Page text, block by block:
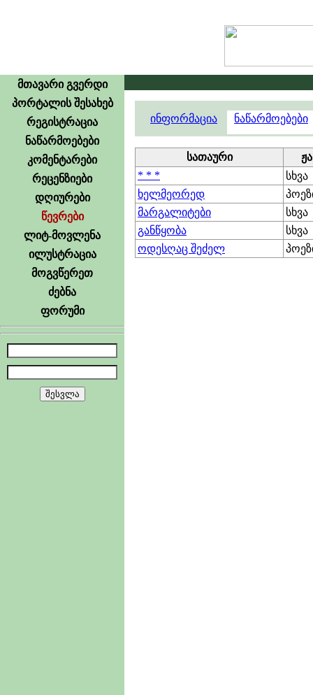
მთავარი გვერდი
პორტალის შესახებ
რეგისტრაცია
ნაწარმოებები
კომენტარები
რეცენზიები
დღიურები
წევრები
ლიტ-მოვლენა
ილუსტრაცია
მოგვწერეთ
ძებნა
ფორუმი
ინფორმაცია ნაწარმოებები
სათაური
* * *
სხვა
ხელმეორედ
მარგალიტები
სხვა
განწყობა
სხვა
ოდესღაც შეძელ